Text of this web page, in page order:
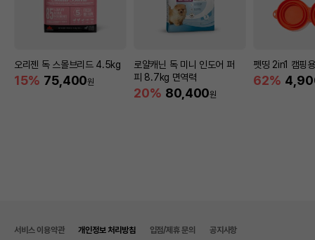
오리젠 독 스몰브리드 4.5kg
15% 75,400원
로얄캐닌 독 미니 인도어 퍼
피 8.7kg 면역력
20% 80,400원
펫띵 2in1 캠핑
62%
서비스 이용약관 개인정보 처리방침 입점/제휴 문의 공지사항